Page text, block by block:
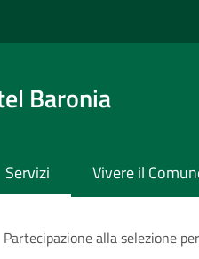
Baronia
Servizi Vivere il
Partecipazione alla selezione